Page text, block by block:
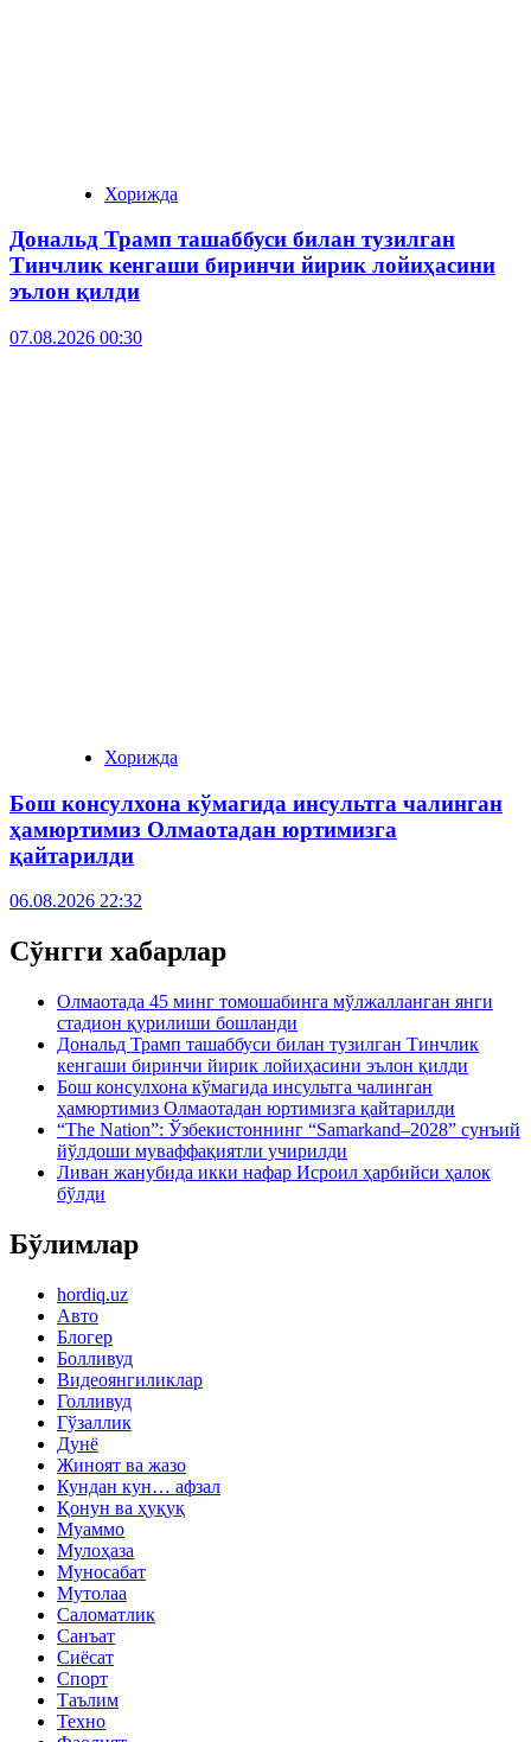
Хорижда
Дональд Трамп ташаббуси билан тузилган
Тинчлик кенгаши биринчи йирик лойиҳасини
эълон қилди
07.08.2026 00:30
Хорижда
Бош консулхона кўмагида инсультга чалинган
ҳамюртимиз Олмаотадан юртимизга
қайтарилди
06.08.2026 22:32
Сўнгги хабарлар
Олмаотада 45 минг томошабинга мўлжалланган янги
стадион қурилиши бошланди
Дональд Трамп ташаббуси билан тузилган Тинчлик
кенгаши биринчи йирик лойиҳасини эълон қилди
Бош консулхона кўмагида инсультга чалинган
ҳамюртимиз Олмаотадан юртимизга қайтарилди
“The Nation”: Ўзбекистоннинг “Samarkand–2028” сунъий
йўлдоши муваффақиятли учирилди
Ливан жанубида икки нафар Исроил ҳарбийси ҳалок
бўлди
Бўлимлар
hordiq.uz
Авто
Блогер
Болливуд
Видеоянгиликлар
Голливуд
Гўзаллик
Дунё
Жиноят ва жазо
Кундан кун… афзал
Қонун ва ҳуқуқ
Муаммо
Мулоҳаза
Муносабат
Мутолаа
Саломатлик
Санъат
Сиёсат
Спорт
Таълим
Техно